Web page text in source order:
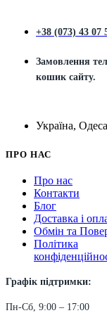
+38 (073) 43 07
Замовлення
кошик сайту.
Україна,
ПРО НАС
Про нас
Контакти
Блог
Доставка і
Обмін та
Політика
Графік підтримки:
Пн-Сб, 9:00 – 17:00